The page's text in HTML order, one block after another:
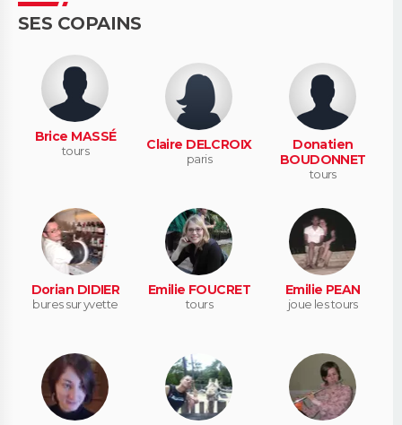
SES COPAINS
Brice MASSÉ
tours Claire DELCROIX
paris
Donatien
BOUDONNET
tours
Dorian DIDIER
bures sur yvette
Emilie FOUCRET
tours
Emilie PEAN
joue les tours